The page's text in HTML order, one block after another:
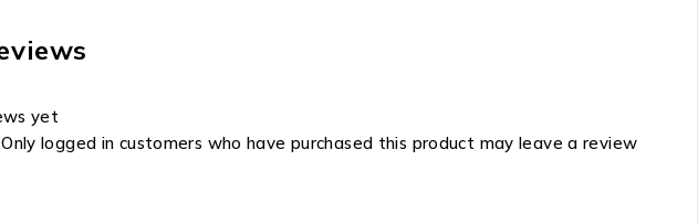
yet.
Only logged in customers who have purchased this product may leave a review.